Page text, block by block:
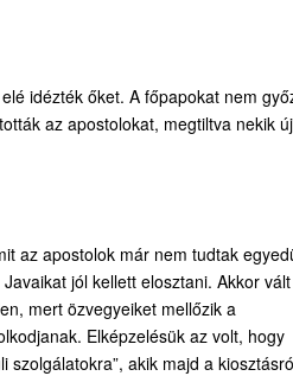
idézték őket. A főpapokat nem
az apostolokat, megtiltva nekik
az apostolok már nem tudtak
jól kellett elosztani. Akkor
mert özvegyeiket mellőzik a
Elképzelésük az volt, hogy
szolgálatokra”, akik majd a